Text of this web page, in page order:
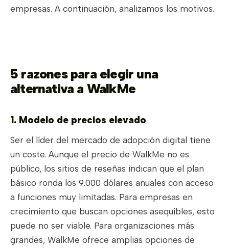
empresas. A continuación, analizamos los motivos.
5 razones para elegir una
alternativa a WalkMe
1. Modelo de precios elevado
Ser el líder del mercado de adopción digital tiene
un coste. Aunque el precio de WalkMe no es
público, los sitios de reseñas indican que el plan
básico ronda los 9.000 dólares anuales con acceso
a funciones muy limitadas. Para empresas en
crecimiento que buscan opciones asequibles, esto
puede no ser viable. Para organizaciones más
grandes, WalkMe ofrece amplias opciones de